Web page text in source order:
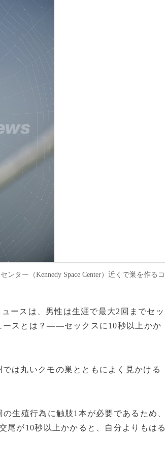
ター（Kennedy Space Center）近くで巣を作るコ
ースは、男性は生涯で最大2回までセッ
ースとは？――セックスに10秒以上かか
は丸いクモの巣とともによく見かける
生殖行為に触肢1本が必要であるため、
尾が10秒以上かかると、自分よりもはる